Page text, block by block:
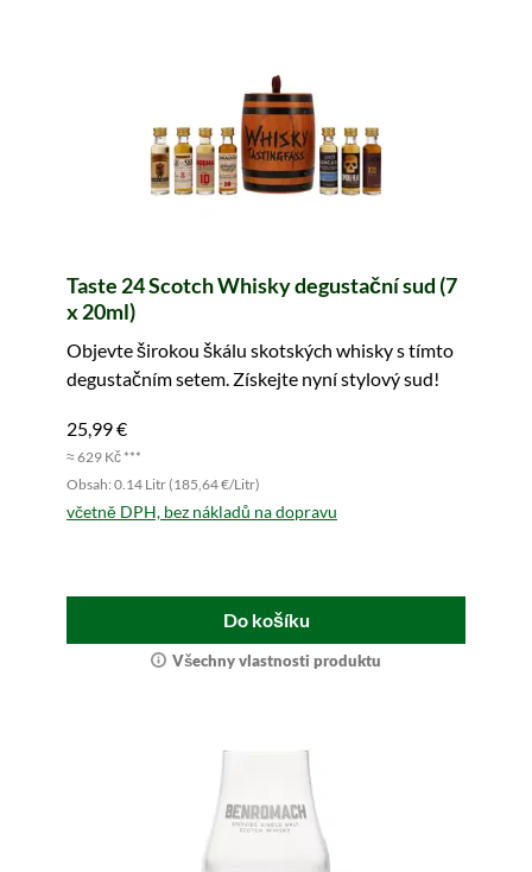
Taste 24 Scotch Whisky degustační sud (7
x 20ml)
Objevte širokou škálu skotských whisky s tímto
degustačním setem. Získejte nyní stylový sud!
25,99 €
≈ 629 Kč ***
Obsah: 0.14 Litr (185,64 €/Litr)
včetně DPH, bez nákladů na dopravu
Do košíku
Všechny vlastnosti produktu